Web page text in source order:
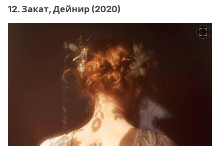
12. Закат, Дейнир (2020)